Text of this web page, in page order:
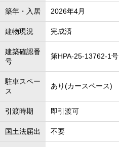
築年・入居 2026年4月
建物現況 完成済
建築確認番
号
第HPA-25-13762-1号
駐車スペー
ス
あり(カースペース)
引渡時期 即引渡可
国土法届出 不要